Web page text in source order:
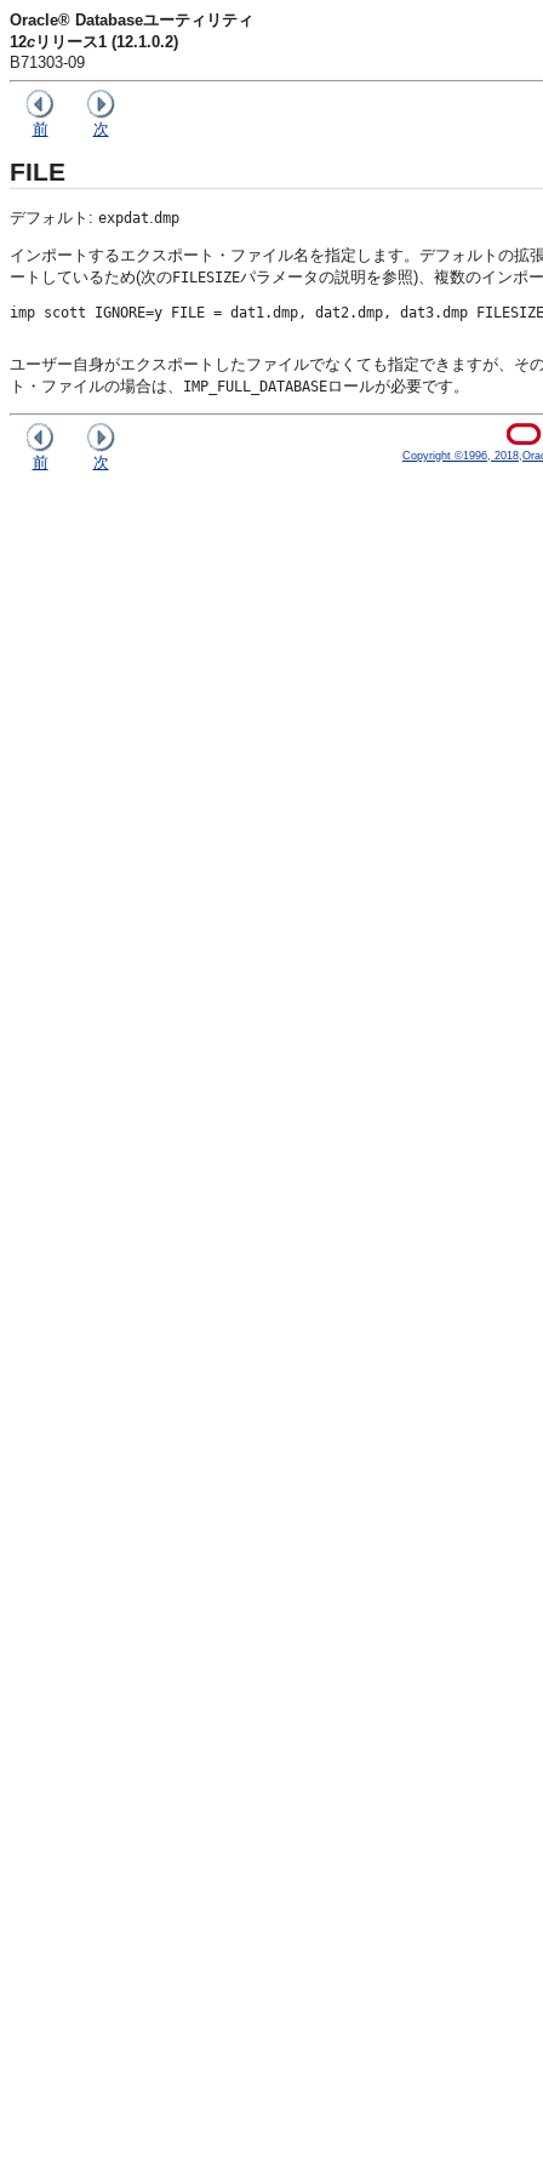
Oracle® Databaseユーティリティ
12c リリース1 (12.1.0.2)
B71303-09
前 次
FILE
デフォルト: expdat dmp
インポートするエクスポート・ファイル名を指定します。デフォルトの拡
ートしているため(次のFILESIZEパラメータの説明を参照)、複数のインポ
imp scott IGNORE=y FILE = dat1.dmp, dat2.dmp, dat3.dmp
ユーザー自身がエクスポートしたファイルでなくても指定できますが、
ト・ファイルの場合は、
IMP_FULL_DATABASEロールが必要です。
前 次 Copyright ©1996,